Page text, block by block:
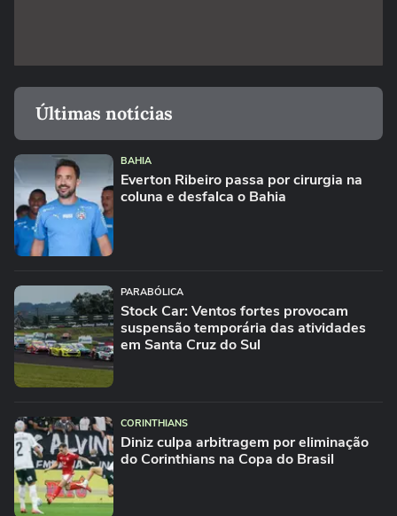
Últimas notícias
BAHIA
Everton Ribeiro passa por cirurgia na
coluna e desfalca o Bahia
PARABÓLICA
Stock Car: Ventos fortes provocam
suspensão temporária das atividades
em Santa Cruz do Sul
CORINTHIANS
Diniz culpa arbitragem por eliminação
do Corinthians na Copa do Brasil